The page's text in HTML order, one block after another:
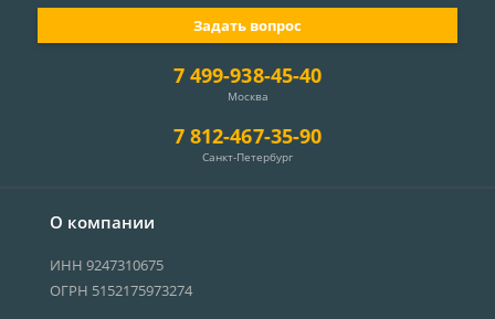
О компании
ИНН 9247310675
ОГРН 5152175973274
7 499-938-45-40
Москва
7 812-467-35-90
Санкт-Петербург
Задать вопрос